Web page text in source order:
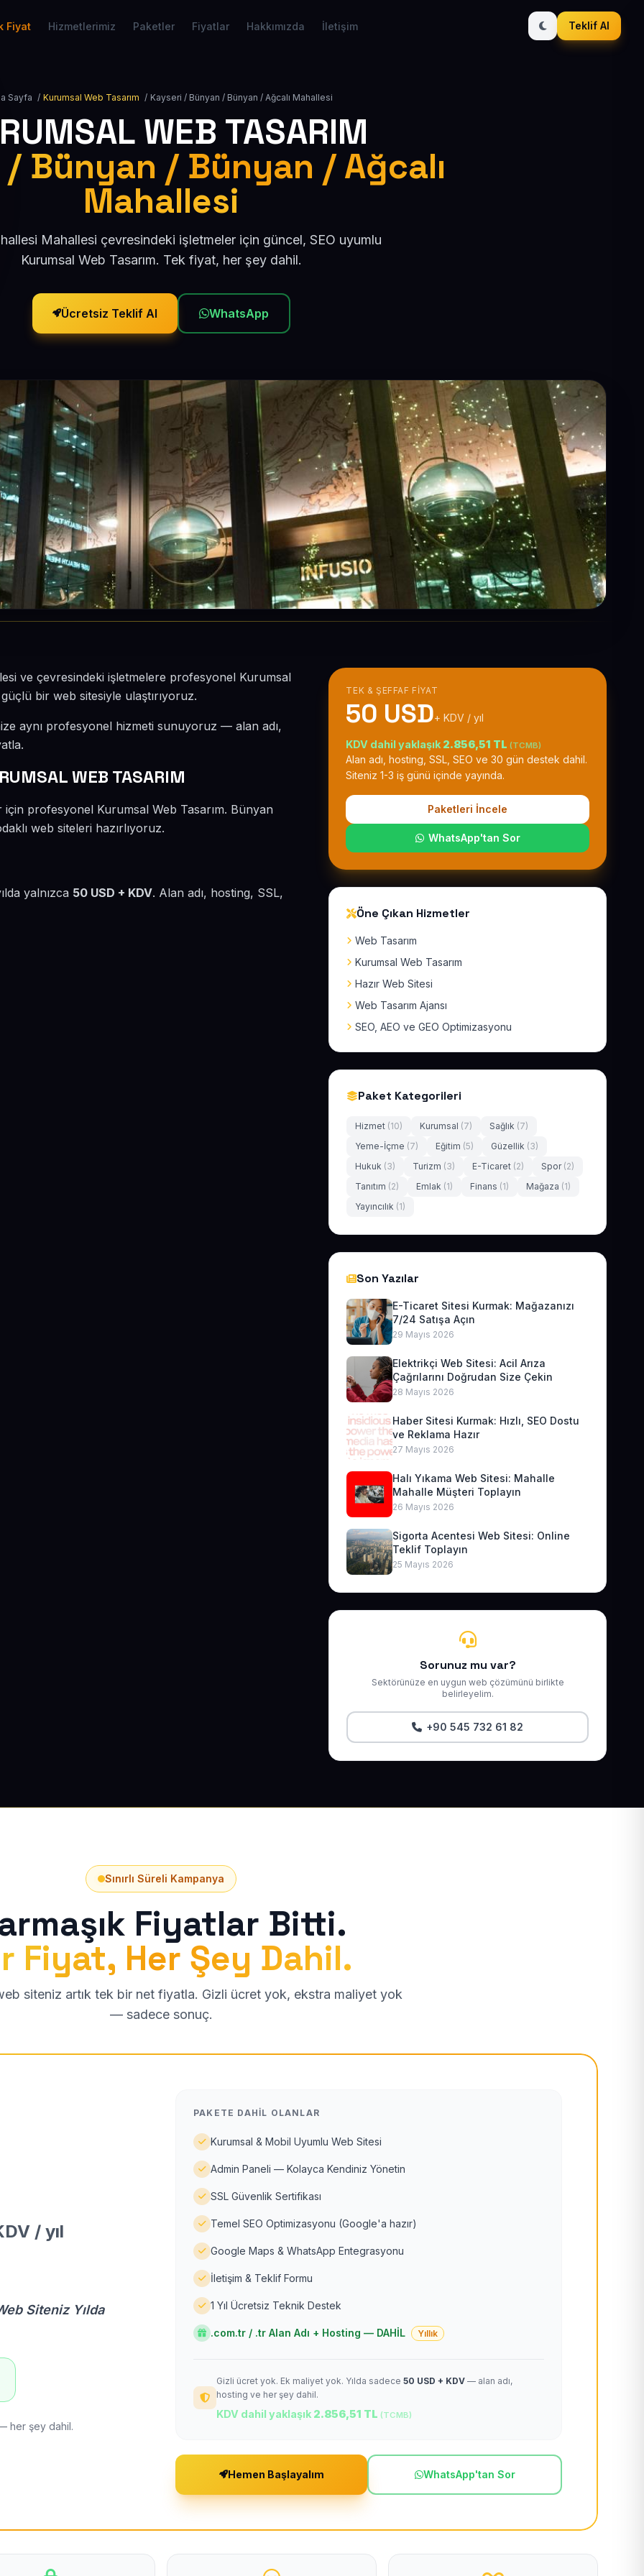
Fiyat Hizmetlerimiz Paketler Fiyatlar Hakkımızda İletişim Teklif Al
Sayfa / Kurumsal Web Tasarım / Kayseri / Bünyan / Bünyan / Ağcalı Mahallesi
WEB TASARIM
Bünyan / Bünyan / Ağcalı
Mahallesi
Mahallesi çevresindeki işletmeler için güncel, SEO uyumlu
Kurumsal Web Tasarım. Tek fiyat, her şey dahil.
Ücretsiz Teklif Al WhatsApp
ve çevresindeki işletmelere profesyonel Kurumsal
bir web sitesiyle ulaştırıyoruz.
aynı profesyonel hizmeti sunuyoruz — alan adı,
WEB TASARIM
profesyonel Kurumsal Web Tasarım. Bünyan
web siteleri hazırlıyoruz.
yalnızca 50 USD + KDV. Alan adı, hosting, SSL,
TEK & ŞEFFAF FIYAT
50 USD+ KDV / yıl
KDV dahil yaklaşık 2.856,51 TL (TCMB)
Alan adı, hosting, SSL, SEO ve 30 gün destek dahil.
Siteniz 1-3 iş günü içinde yayında.
Paketleri İncele
WhatsApp'tan Sor
Öne Çıkan Hizmetler
Web Tasarım
Kurumsal Web Tasarım
Hazır Web Sitesi
Web Tasarım Ajansı
SEO, AEO ve GEO Optimizasyonu
Paket Kategorileri
Hizmet (10) Kurumsal (7) Sağlık (7)
Yeme-İçme (7) Eğitim (5) Güzellik (3)
Hukuk (3) Turizm (3) E-Ticaret (2) Spor (2)
Tanıtım (2) Emlak (1) Finans (1) Mağaza (1)
Yayıncılık (1)
Son Yazılar
E-Ticaret Sitesi Kurmak: Mağazanızı
7/24 Satışa Açın
29 Mayıs 2026
Elektrikçi Web Sitesi: Acil Arıza
Çağrılarını Doğrudan Size Çekin
28 Mayıs 2026
Haber Sitesi Kurmak: Hızlı, SEO Dostu
ve Reklama Hazır
27 Mayıs 2026
Halı Yıkama Web Sitesi: Mahalle
Mahalle Müşteri Toplayın
26 Mayıs 2026
Sigorta Acentesi Web Sitesi: Online
Teklif Toplayın
25 Mayıs 2026
Sorunuz mu var?
Sektörünüze en uygun web çözümünü birlikte
belirleyelim.
+90 545 732 61 82
Sınırlı Süreli Kampanya
Fiyatlar Bitti.
Fiyat, Her Şey Dahil.
siteniz artık tek bir net fiyatla. Gizli ücret yok, ekstra maliyet yok
— sadece sonuç.
/ yıl
Siteniz Yılda
her şey dahil.
PAKETE DAHIL OLANLAR
Kurumsal & Mobil Uyumlu Web Sitesi
Admin Paneli — Kolayca Kendiniz Yönetin
SSL Güvenlik Sertifikası
Temel SEO Optimizasyonu (Google'a hazır)
Google Maps & WhatsApp Entegrasyonu
İletişim & Teklif Formu
1 Yıl Ücretsiz Teknik Destek
.com.tr / .tr Alan Adı + Hosting — DAHİL Yıllık
Gizli ücret yok. Ek maliyet yok. Yılda sadece 50 USD + KDV — alan adı,
hosting ve her şey dahil.
KDV dahil yaklaşık 2.856,51 TL (TCMB)
Hemen Başlayalım WhatsApp'tan Sor